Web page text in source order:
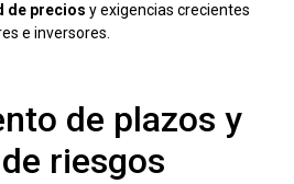
de precios y exigencias crecientes
e inversores.
de plazos y
riesgos